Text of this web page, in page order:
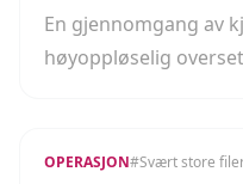
En gjennomgang av
høyoppløselig
OPERASJON#Svært store